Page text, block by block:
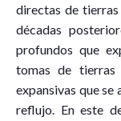
directas de
décadas
profundos que
tomas de tierras
expansivas que
reflujo. En este